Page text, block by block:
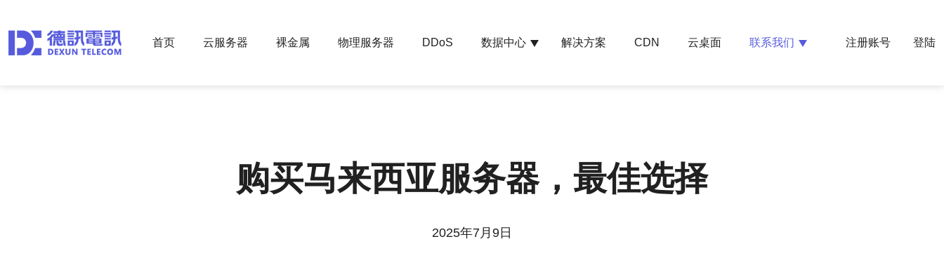
首页 云服务器 裸金属 物理服务器 DDoS 数据中心 解决方案 CDN 云桌面 联系我们 注册账号 登陆
购买马来西亚服务器，最佳选择
2025年7月9日